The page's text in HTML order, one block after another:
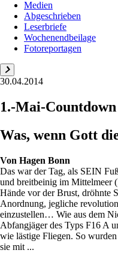
Medien
Abgeschrieben
Leserbriefe
Wochenendbeilage
Fotoreportagen
30.04.2014
1.-Mai-Countdown
Was, wenn Gott
Von Hagen Bonn
Das war der Tag, als SEIN
und breitbeinig im Mittelmeer
Hände vor der Brust, dröhnte
Anordnung, jegliche
einzustellen… Wie aus dem
Abfangjäger des Typs F16 A
wie lästige Fliegen. So
sie mit ...